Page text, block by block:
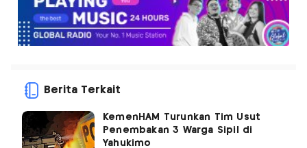
Berita Terkait
KemenHAM Turunkan Tim Usut
Penembakan 3 Warga Sipil di
Yahukimo